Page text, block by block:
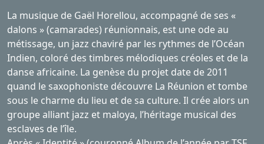
La musique de Gaël Horellou, accompagné de ses «
dalons » (camarades) réunionnais, est une ode au
métissage, un jazz chaviré par les rythmes de l’Océan
Indien, coloré des timbres mélodiques créoles et de la
danse africaine. La genèse du projet date de 2011
quand le saxophoniste découvre La Réunion et tombe
sous le charme du lieu et de sa culture. Il crée alors un
groupe alliant jazz et maloya, l’héritage musical des
esclaves de l’île.